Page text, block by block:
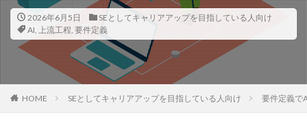
2026年6月5日
SEとしてキャリアアップを目指している人向け
AI, 上流工程, 要件定義
HOME SEとしてキャリアアップを目指している人向け 要件定義で